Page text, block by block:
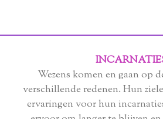
Wezens komen en gaan op
verschillende redenen. Hun
ervaringen voor hun